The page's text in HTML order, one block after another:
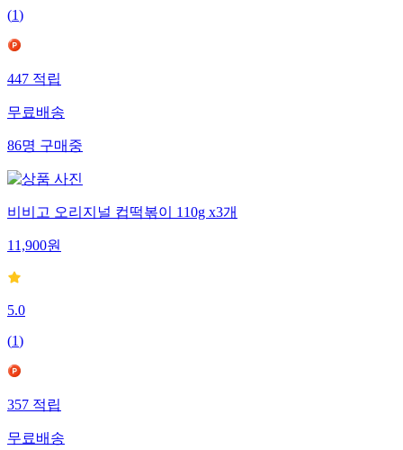
(1)
447적립
무료배송
86명구매중
비비고 오리지널 컵떡볶이 110g x3개
11,900원
5.0
(1)
357적립
무료배송